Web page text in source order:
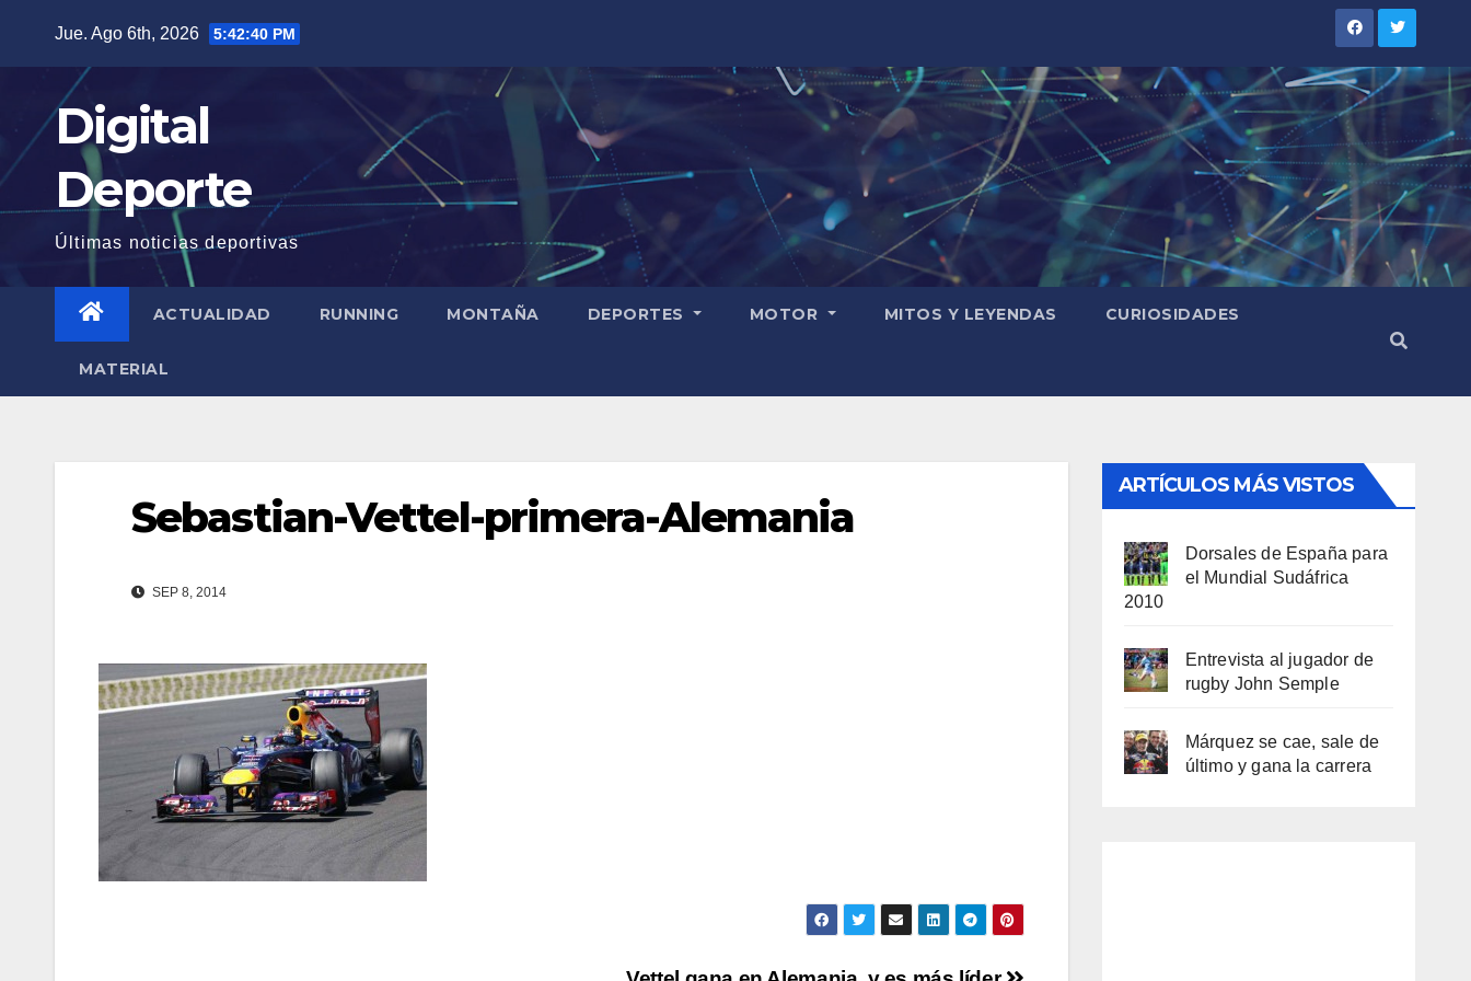
contenido
Jue. Ago 6th, 2026 5:42:41 PM
Digital
Deporte
Últimas noticias deportivas
ACTUALIDAD RUNNING MONTAÑA DEPORTES MOTOR MITOS Y LEYENDAS CURIOSIDADES
MATERIAL
Sebastian-Vettel-primera-Alemania
SEP 8, 2014
ARTÍCULOS MÁS VISTOS
Dorsales de España para
el Mundial Sudáfrica
2010
Entrevista al jugador de
rugby John Semple
Márquez se cae, sale de
último y gana la carrera